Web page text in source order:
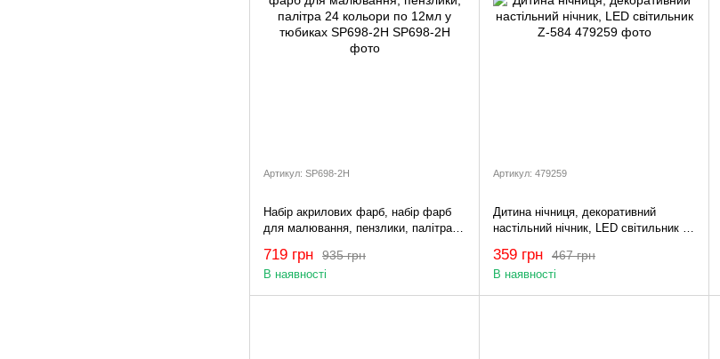
Артикул: SP698-2H
Набір акрилових фарб, набір фарб
для малювання, пензлики, палітра
SP698-2H
935 грн
719 грн
В наявності
Артикул: 479259
Дитина нічниця, декоративний
настільний нічник, LED світильник Z-
467 грн
359 грн
В наявності